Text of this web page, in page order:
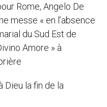
Rome, Angelo De
messe « en l’absence
du Sud Est de
Amore » à
Dieu la fin de la